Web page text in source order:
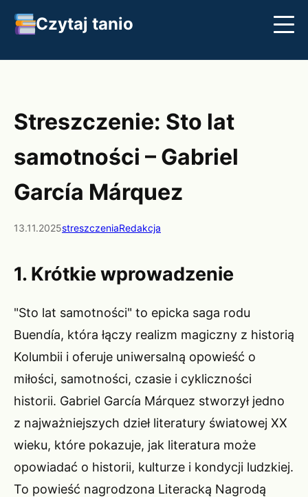
Czytaj tanio
Streszczenia
Streszczenie: Sto lat
samotności – Gabriel
García Márquez
13.11.2025streszczeniaRedakcja
1. Krótkie wprowadzenie
"Sto lat samotności" to epicka saga rodu
Buendía, która łączy realizm magiczny z historią
Kolumbii i oferuje uniwersalną opowieść o
miłości, samotności, czasie i cykliczności
historii. Gabriel García Márquez stworzył jedno
z najważniejszych dzieł literatury światowej XX
wieku, które pokazuje, jak literatura może
opowiadać o historii, kulturze i kondycji ludzkiej.
To powieść nagrodzona Literacką Nagrodą